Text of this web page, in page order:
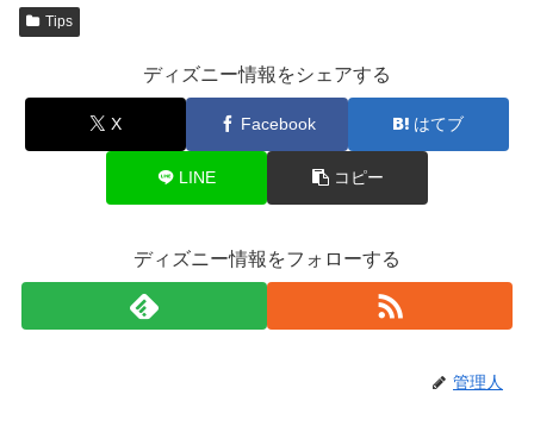
Tips
ディズニー情報をシェアする
X Facebook はてブ
LINE コピー
ディズニー情報をフォローする
管理人